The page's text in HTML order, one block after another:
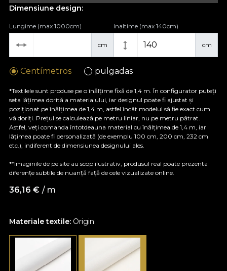
Materiale textile: Origin
Dimensiune design:
cm
Lungime (max 1000cm)
cm
Inaltime (max 140cm)
Centímetros pulgadas
*Textilele sunt produse pe o înălțime fixă de 1,4 m. În configurator puteți
seta lățimea dorită a materialului, iar designul poate fi ajustat și
poziționat pe înălțimea de 1,4 m, astfel încât modelul să fie exact cum
vă doriți. Prețul se calculează pe metru liniar, nu pe metru pătrat.
Astfel, veți comanda întotdeauna material cu înălțimea de 1,4 m, iar
lățimea poate fi personalizată (de exemplu 100 cm, 200 cm, 232 cm
etc.), indiferent de dimensiunea designului ales.
**Imaginile de pe site au scop ilustrativ, produsul real poate prezenta
diferențe subtile de nuanță față de cele vizualizate online.
36,16 € / m